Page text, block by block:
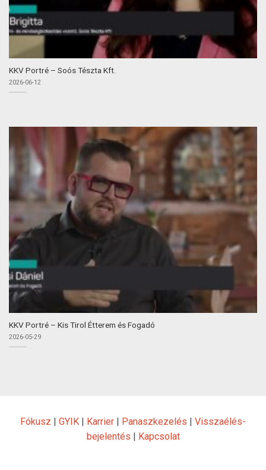
KKV Portré – Soós Tészta Kft.
2026-06-12
KKV Portré – Kis Tirol Étterem és Fogadó
2026-05-29
Fókusz GYIK Karrier Panaszkezelés
Visszaélés-
bejelentés
Kapcsolat